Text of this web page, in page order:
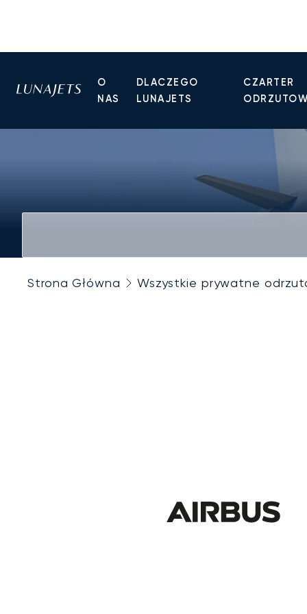
O
NAS
DLACZEGO
LUNAJETS
CZARTER
Strona Główna Wszystkie prywatne